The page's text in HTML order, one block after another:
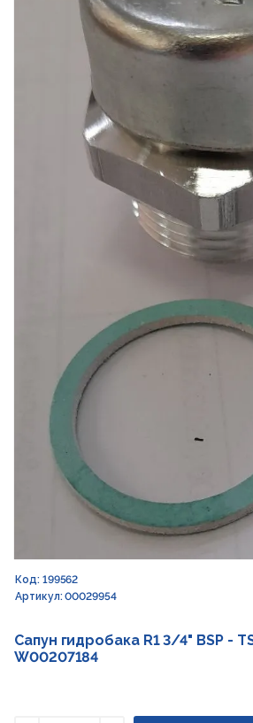
Код: 199562
Артикул: 00029954
Сапун гидробака R1 3/4" BSP -
W00207184